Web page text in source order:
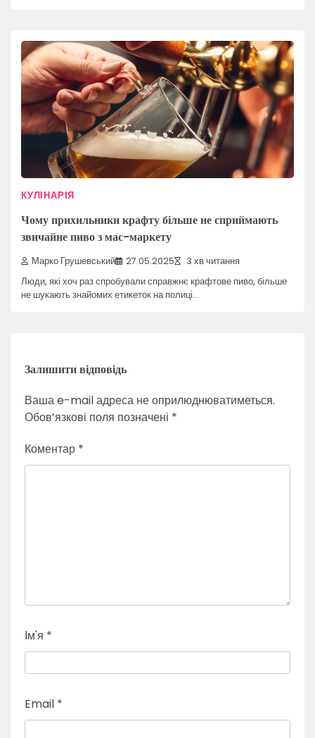
КУЛІНАРІЯ
Чому прихильники крафту більше не сприймають
звичайне пиво з мас-маркету
Марко Грушевський 27.05.2025 3 хв читання
Люди, які хоч раз спробували справжнє крафтове пиво, більше
не шукають знайомих етикеток на полиці…
Залишити відповідь
Ваша e-mail адреса не оприлюднюватиметься.
Обов’язкові поля позначені *
Коментар *
Ім'я *
Email *